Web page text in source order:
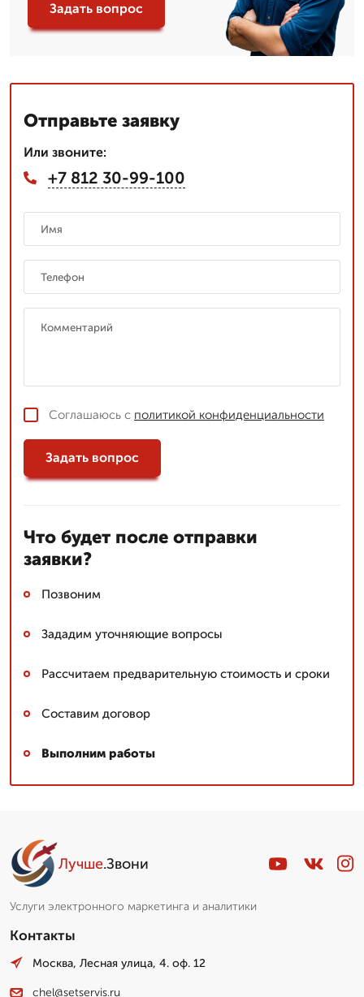
Задать вопрос
Отправьте заявку
Или звоните:
+7 812 30-99-100
Соглашаюсь с политикой конфиденциальности
Задать вопрос
Что будет после отправки
заявки?
Позвоним
Зададим уточняющие вопросы
Рассчитаем предварительную стоимость и сроки
Составим договор
Выполним работы
Лучше.Звони
Услуги электронного маркетинга и аналитики
Контакты
Москва, Лесная улица, 4. оф. 12
chel@setservis.ru